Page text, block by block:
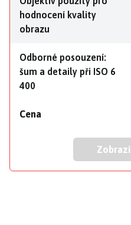
hodnocení kvality
obrazu
Odborné posouzení:
šum a detaily při ISO 6
400
Cena